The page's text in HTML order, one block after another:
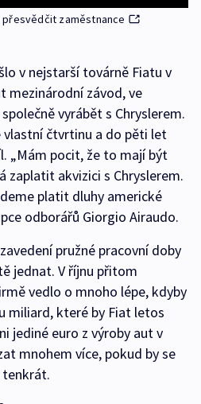
přesvědčit zaměstnance
v nejstarší továrně Fiatu v
mezinárodní závod, ve
vyrábět s Chryslerem.
vlastní čtvrtinu a do pěti let
„Mám pocit, že to mají být
zaplatit akvizici s Chryslerem.
platit dluhy americké
odborářů Giorgio Airaudo.
pružné pracovní doby
jednat. V říjnu přitom
vedlo o mnoho lépe, kdyby
miliard, které by Fiat letos
jediné euro z výroby aut v
mnohem více, pokud by se
tenkrát.